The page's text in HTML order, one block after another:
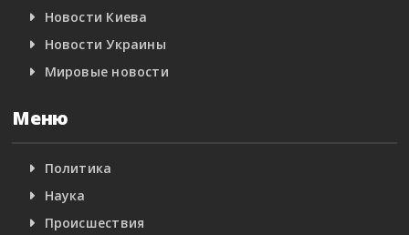
Новости Киева
Новости Украины
Мировые новости
Меню
Политика
Наука
Происшествия